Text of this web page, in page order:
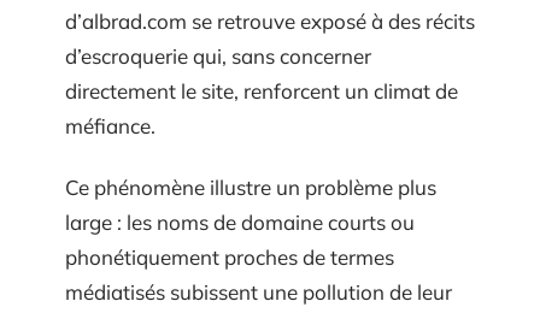
d’albrad.com se retrouve exposé à des récits
d’escroquerie qui, sans concerner
directement le site, renforcent un climat de
méfiance.
Ce phénomène illustre un problème plus
large : les noms de domaine courts ou
phonétiquement proches de termes
médiatisés subissent une pollution de leur